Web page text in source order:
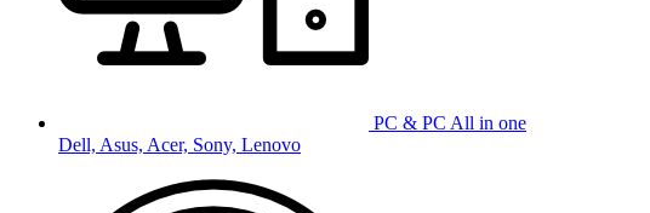
PC & PC All in one
Dell, Asus, Acer, Sony, Lenovo